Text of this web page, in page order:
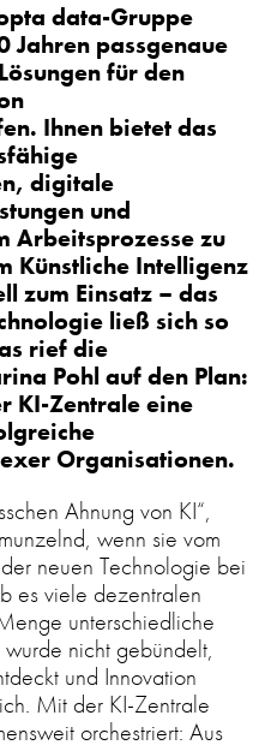
data-Gruppe
Jahren passgenaue
für den
Ihnen bietet das
digitale
und
Arbeitsprozesse zu
Künstliche Intelligenz
zum Einsatz – das
ließ sich so
rief die
Pohl auf den Plan:
KI-Zentrale eine
Organisationen.
Ahnung von KI“,
wenn sie vom
neuen Technologie bei
es viele dezentralen
unterschiedliche
nicht gebündelt,
und Innovation
Mit der KI-Zentrale
orchestriert: Aus